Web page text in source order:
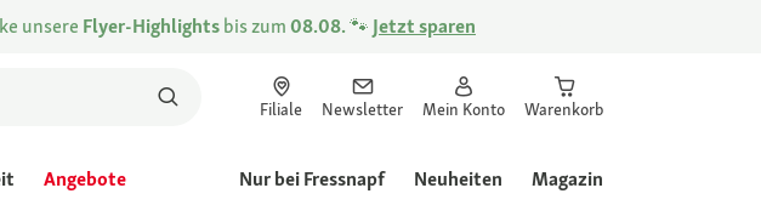
unsere Flyer-Highlightsbis zum08.08.🐾 Jetzt sparen
Filiale Newsletter Mein Konto Warenkorb
Angebote Nur bei Fressnapf Neuheiten Magazin